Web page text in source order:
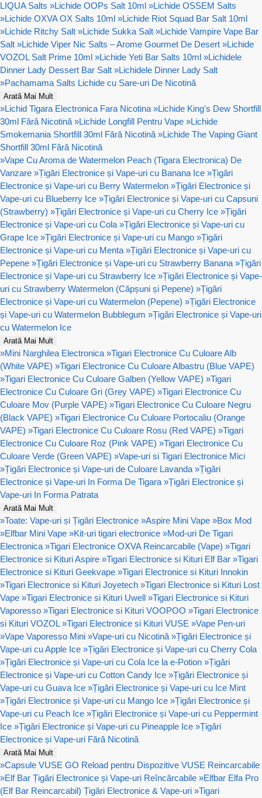
LIQUA Salts »Lichide OOPs Salt 10ml »Lichide OSSEM Salts
»Lichide OXVA OX Salts 10ml »Lichide Riot Squad Bar Salt 10ml
»Lichide Ritchy Salt »Lichide Sukka Salt »Lichide Vampire Vape Bar
Salt »Lichide Viper Nic Salts – Arome Gourmet De Desert »Lichide
VOZOL Salt Prime 10ml »Lichide Yeti Bar Salts 10ml »Lichidele
Dinner Lady Dessert Bar Salt »Lichidele Dinner Lady Salt
»Pachamama Salts Lichide cu Sare-uri De Nicotină
Arată Mai Mult
»Lichid Tigara Electronica Fara Nicotina »Lichide King's Dew Shortfill
30ml Fără Nicotină »Lichide Longfill Pentru Vape »Lichide
Smokemania Shortfill 30ml Fără Nicotină »Lichide The Vaping Giant
Shortfill 30ml Fără Nicotină
»Vape Cu Aroma de Watermelon Peach (Tigara Electronica) De
Vanzare »Țigări Electronice și Vape-uri cu Banana Ice »Țigări
Electronice și Vape-uri cu Berry Watermelon »Țigări Electronice și
Vape-uri cu Blueberry Ice »Țigări Electronice și Vape-uri cu Capsuni
(Strawberry) »Țigări Electronice și Vape-uri cu Cherry Ice »Țigări
Electronice și Vape-uri cu Cola »Țigări Electronice și Vape-uri cu
Grape Ice »Țigări Electronice și Vape-uri cu Mango »Țigări
Electronice și Vape-uri cu Menta »Țigări Electronice și Vape-uri cu
Pepene »Țigări Electronice și Vape-uri cu Strawberry Banana »Țigări
Electronice și Vape-uri cu Strawberry Ice »Țigări Electronice și Vape-
uri cu Strawberry Watermelon (Căpșuni și Pepene) »Țigări
Electronice și Vape-uri cu Watermelon (Pepene) »Țigări Electronice
și Vape-uri cu Watermelon Bubblegum »Țigări Electronice și Vape-uri
cu Watermelon Ice
Arată Mai Mult
»Mini Narghilea Electronica »Tigari Electronice Cu Culoare Alb
(White VAPE) »Tigari Electronice Cu Culoare Albastru (Blue VAPE)
»Tigari Electronice Cu Culoare Galben (Yellow VAPE) »Tigari
Electronice Cu Culoare Gri (Grey VAPE) »Tigari Electronice Cu
Culoare Mov (Purple VAPE) »Tigari Electronice Cu Culoare Negru
(Black VAPE) »Tigari Electronice Cu Culoare Portocaliu (Orange
VAPE) »Tigari Electronice Cu Culoare Rosu (Red VAPE) »Tigari
Electronice Cu Culoare Roz (Pink VAPE) »Tigari Electronice Cu
Culoare Verde (Green VAPE) »Vape-uri si Tigari Electronice Mici
»Țigări Electronice și Vape-uri de Culoare Lavanda »Țigări
Electronice și Vape-uri In Forma De Tigara »Țigări Electronice și
Vape-uri In Forma Patrata
Arată Mai Mult
»Toate: Vape-uri și Țigări Electronice »Aspire Mini Vape »Box Mod
»Elfbar Mini Vape »Kit-uri tigari electronice »Mod-uri De Tigari
Electronica »Tigari Electronice OXVA Reincarcabile (Vape) »Tigari
Electronice si Kituri Aspire »Tigari Electronice si Kituri Elf Bar »Tigari
Electronice si Kituri Geekvape »Tigari Electronice si Kituri Innokin
»Tigari Electronice si Kituri Joyetech »Tigari Electronice si Kituri Lost
Vape »Tigari Electronice si Kituri Uwell »Tigari Electronice si Kituri
Vaporesso »Tigari Electronice si Kituri VOOPOO »Tigari Electronice
si Kituri VOZOL »Tigari Electronice si Kituri VUSE »Vape Pen-uri
»Vape Vaporesso Mini »Vape-uri cu Nicotină »Țigări Electronice și
Vape-uri cu Apple Ice »Țigări Electronice și Vape-uri cu Cherry Cola
»Țigări Electronice și Vape-uri cu Cola Ice la e-Potion »Țigări
Electronice și Vape-uri cu Cotton Candy Ice »Țigări Electronice și
Vape-uri cu Guava Ice »Țigări Electronice și Vape-uri cu Ice Mint
»Țigări Electronice și Vape-uri cu Mango Ice »Țigări Electronice și
Vape-uri cu Peach Ice »Țigări Electronice și Vape-uri cu Peppermint
Ice »Țigări Electronice și Vape-uri cu Pineapple Ice »Țigări
Electronice și Vape-uri Fără Nicotină
Arată Mai Mult
»Capsule VUSE GO Reload pentru Dispozitive VUSE Reincarcabile
»Elf Bar Țigări Electronice și Vape-uri Reîncărcabile »Elfbar Elfa Pro
(Elf Bar Reincarcabil) Țigări Electronice & Vape-uri »Tigari